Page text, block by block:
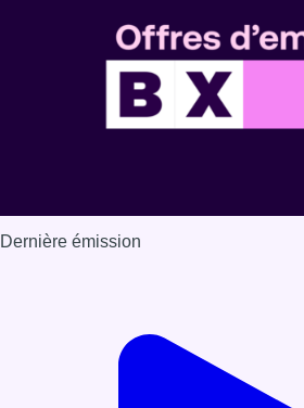
Dernière émission